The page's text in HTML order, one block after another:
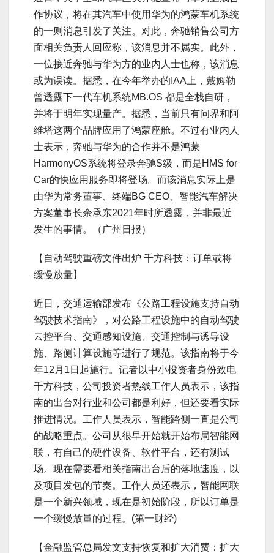
作协议，将在其汽车中使用华为的鸿蒙车机系统
的一则消息引发了关注。对此，奔驰销售公司方
面相关负责人回应称，该消息并不属实。此外，
一位接近奔驰与华为方的业内人士也称，该消息
或为误读。据悉，在今年举办的IAA上，戴姆勒
曾透露下一代车机系统MB.OS 都是全栈自研，
并将于明年实现量产。据悉，当前只有问界和阿
维塔这两个品牌应用了鸿蒙座舱。不过有业内人
士表示，奔驰与华为的合作并不是鸿蒙
HarmonyOS系统将登录奔驰S级，而是HMS for
Car的快应用服务即将登场。而该消息实际上是
由华为常务董事、终端BG CEO、智能汽车解决
方案董事长余承东2021年时所透露，并非最近
发生的事情。（广州日报）
【自动驾驶重磅文件出炉 千方科技：订单或将
缓慢放量】
近日，交通运输部发布《公路工程设施支持自动
驾驶技术指南》，对公路工程设施中的自动驾驶
云控平台、交通感知设施、交通控制与诱导设
施、路侧计算设施等进行了规范。该指南将于今
年12月1日起施行。记者以中小投资者身份致电
千方科技，公司投资者热线工作人员表示，该指
南的出台对行业和公司都是利好，但还要看实际
推进情况。工作人员表示，智能路侧一直是公司
的战略重点。公司从很早开始就开始布局智能网
联，有自己的硬件设备、软件平台，还有测试
场。现在需要看相关指南出台后的落地速度，以
及项目发包的节奏。工作人员还表示，智能网联
是一个新兴领域，现在是初始阶段，所以订单是
一个缓慢放量的过程。(第一财经)
【金融监管总局发文支持恢复和扩大消费：扩大